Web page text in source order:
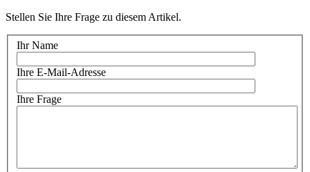
Stellen Sie Ihre Frage zu diesem Artikel.
Ihr Name
Ihre E-Mail-Adresse
Ihre Frage